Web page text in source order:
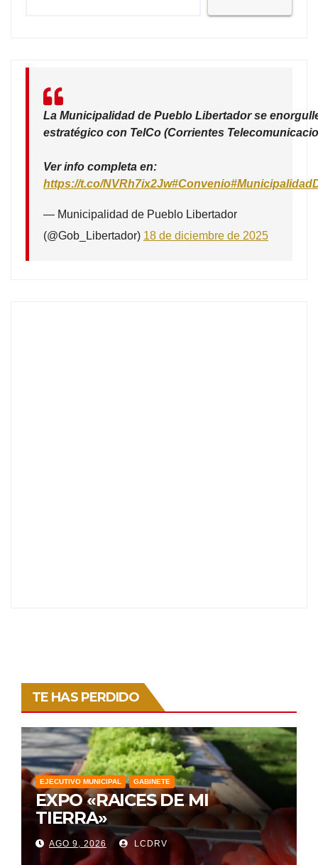
La Municipalidad de Pueblo Libertador se
estratégico con TelCo (Corrientes
Ver info completa en:
https://t.co/NVRh7ix2Jw#Convenio
— Municipalidad de Pueblo Libertador
(@Gob_Libertador) 18 de diciembre de 2025
TE HAS PERDIDO
EJECUTIVO MUNICIPAL GABINETE
EXPO «RAICES DE MI
TIERRA»
AGO 9, 2026 LCDRV